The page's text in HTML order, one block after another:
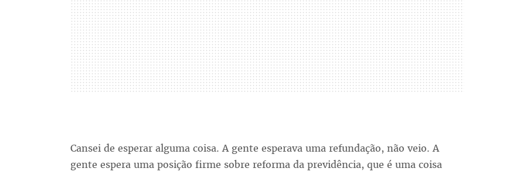
Cansei de esperar alguma coisa. A gente esperava uma refundação, não veio. A
gente espera uma posição firme sobre reforma da previdência, que é uma coisa